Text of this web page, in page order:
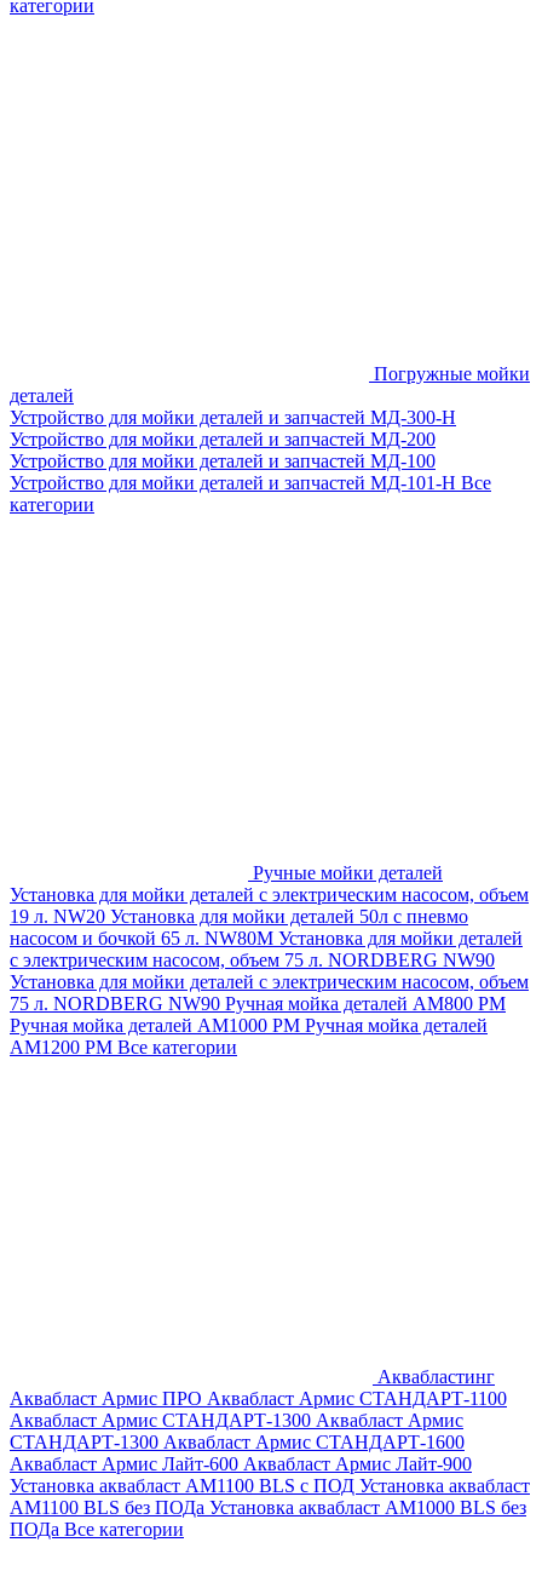
категории
Погружные мойки
деталей
Устройство для мойки деталей и запчастей МД-300-H
Устройство для мойки деталей и запчастей МД-200
Устройство для мойки деталей и запчастей МД-100
Устройство для мойки деталей и запчастей МД-101-Н Все
категории
Ручные мойки деталей
Установка для мойки деталей с электрическим насосом, объем
19 л. NW20 Установка для мойки деталей 50л с пневмо
насосом и бочкой 65 л. NW80M Установка для мойки деталей
с электрическим насосом, объем 75 л. NORDBERG NW90
Установка для мойки деталей с электрическим насосом, объем
75 л. NORDBERG NW90 Ручная мойка деталей АМ800 РМ
Ручная мойка деталей АМ1000 РМ Ручная мойка деталей
АМ1200 РМ Все категории
Аквабластинг
Аквабласт Армис ПРО Аквабласт Армис СТАНДАРТ-1100
Аквабласт Армис СТАНДАРТ-1300 Аквабласт Армис
СТАНДАРТ-1300 Аквабласт Армис СТАНДАРТ-1600
Аквабласт Армис Лайт-600 Аквабласт Армис Лайт-900
Установка аквабласт AM1100 BLS с ПОД Установка аквабласт
AM1100 BLS без ПОДа Установка аквабласт AM1000 BLS без
ПОДа Все категории